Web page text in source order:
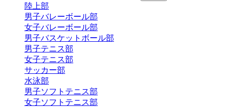
陸上部
男子バレーボール部
女子バレーボール部
男子バスケットボール部
男子テニス部
女子テニス部
サッカー部
水泳部
男子ソフトテニス部
女子ソフトテニス部